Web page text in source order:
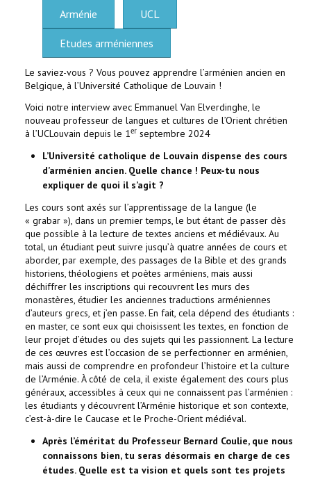
Arménie UCL
Etudes arméniennes
Le saviez-vous ? Vous pouvez apprendre l’arménien ancien en
Belgique, à l’Université Catholique de Louvain !
Voici notre interview avec Emmanuel Van Elverdinghe, le
nouveau professeur de langues et cultures de l’Orient chrétien
à l’UCLouvain depuis le 1er septembre 2024
L’Université catholique de Louvain dispense des cours
d’arménien ancien. Quelle chance ! Peux-tu nous
expliquer de quoi il s’agit ?
Les cours sont axés sur l’apprentissage de la langue (le
« grabar »), dans un premier temps, le but étant de passer dès
que possible à la lecture de textes anciens et médiévaux. Au
total, un étudiant peut suivre jusqu’à quatre années de cours et
aborder, par exemple, des passages de la Bible et des grands
historiens, théologiens et poètes arméniens, mais aussi
déchiffrer les inscriptions qui recouvrent les murs des
monastères, étudier les anciennes traductions arméniennes
d’auteurs grecs, et j’en passe. En fait, cela dépend des étudiants :
en master, ce sont eux qui choisissent les textes, en fonction de
leur projet d’études ou des sujets qui les passionnent. La lecture
de ces œuvres est l’occasion de se perfectionner en arménien,
mais aussi de comprendre en profondeur l’histoire et la culture
de l’Arménie. À côté de cela, il existe également des cours plus
généraux, accessibles à ceux qui ne connaissent pas l’arménien :
les étudiants y découvrent l’Arménie historique et son contexte,
c’est-à-dire le Caucase et le Proche-Orient médiéval.
Après l’éméritat du Professeur Bernard Coulie, que nous
connaissons bien, tu seras désormais en charge de ces
études. Quelle est ta vision et quels sont tes projets